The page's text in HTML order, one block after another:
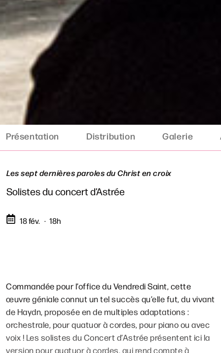
Présentation Distribution Galerie
Les sept dernières paroles du Christ en croix
Solistes du concert d’Astrée
18 fév. 18h
Commandée pour l’office du Vendredi Saint, cette
œuvre géniale connut un tel succès qu’elle fut, du vivant
de Haydn, proposée en de multiples adaptations :
orchestrale, pour quatuor à cordes, pour piano ou avec
voix ! Les solistes du Concert d’Astrée présentent ici la
version pour quatuor à cordes, qui rend compte à